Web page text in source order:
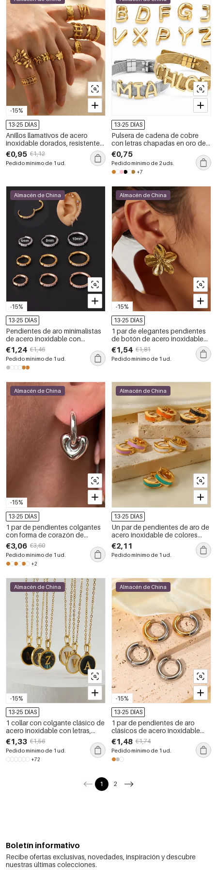
-15%
13-25 DÍAS
Anillos llamativos de acero
inoxidable dorados, resistentes
al agua y con diseño de planta
de lujo para mujer, 1 pieza
€0,95 €1,12
Pedido mínimo de 1 ud.
13-25 DÍAS
Pulsera de cadena de cobre
con letras chapadas en oro de
18 quilates (1 unidad)
€0,75
Pedido mínimo de 2 uds.
+7
-15%
Almacén de China
13-25 DÍAS
Pendientes de aro minimalistas
de acero inoxidable con
circonitas doradas resistentes
al agua para mujer, 1 pieza
€1,24 €1,46
Pedido mínimo de 1 ud.
-15%
Almacén de China
13-25 DÍAS
1 par de elegantes pendientes
de botón de acero inoxidable
con flores, resistentes al agua,
para mujer
€1,54 €1,81
Pedido mínimo de 1 ud.
-15%
Almacén de China
13-25 DÍAS
1 par de pendientes colgantes
con forma de corazón de
pentagrama chapados en oro
de 18 quilates, de acero
inoxidable 304, impermeables,
informales y bonitos para mujer.
€3,06 €3,60
Pedido mínimo de 1 ud.
+2
Almacén de China
13-25 DÍAS
Un par de pendientes de aro de
acero inoxidable de colores
para mujer
€2,11
Pedido mínimo de 1 ud.
-15%
Almacén de China
13-25 DÍAS
1 collar con colgante clásico de
acero inoxidable con letras,
resistente al agua y color
dorado para mujer.
€1,33 €1,56
Pedido mínimo de 1 ud.
+72
-15%
Almacén de China
13-25 DÍAS
1 par de pendientes de aro
clásicos de acero inoxidable
resistentes al agua
€1,48 €1,74
Pedido mínimo de 1 ud.
1 2
Boletín informativo
Recibe ofertas exclusivas, novedades, inspiración y descubre
nuestras últimas colecciones.